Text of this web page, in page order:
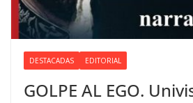
DESTACADAS EDITORIAL
GOLPE AL EGO.